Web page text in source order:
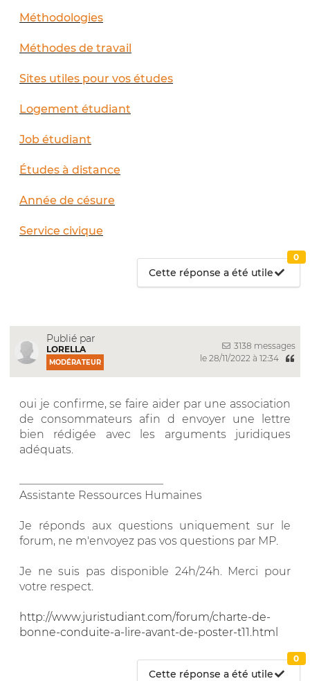
Méthodologies
Méthodes de travail
Sites utiles pour vos études
Logement étudiant
Job étudiant
Études à distance
Année de césure
Service civique
Cette réponse a été utile
0
Publié par
LORELLA
MODÉRATEUR
3138 messages
le 28/11/2022 à 12:34
oui je confirme, se faire aider par une association
de consommateurs afin d envoyer une lettre
bien rédigée avec les arguments juridiques
adéquats.
Assistante Ressources Humaines
Je réponds aux questions uniquement sur le
forum, ne m'envoyez pas vos questions par MP.
Je ne suis pas disponible 24h/24h. Merci pour
votre respect.
http://www.juristudiant.com/forum/charte-de-
bonne-conduite-a-lire-avant-de-poster-t11.html
Cette réponse a été utile
0